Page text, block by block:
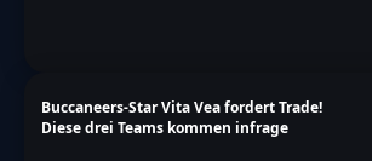
Buccaneers-Star Vita Vea fordert Trade!
Diese drei Teams kommen infrage